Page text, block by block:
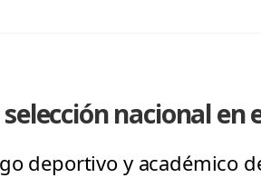
nacional
deportivo y académico